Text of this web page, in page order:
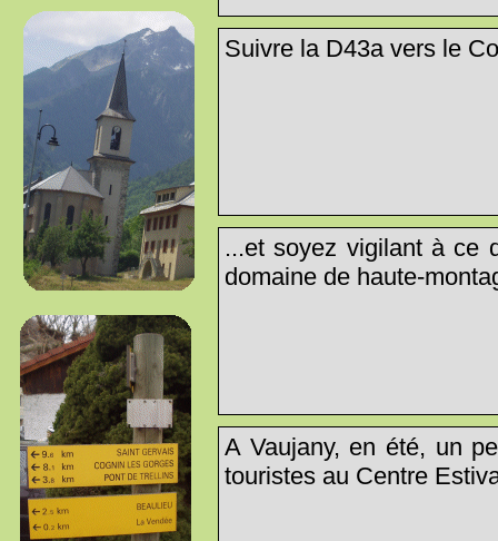
Suivre la D43a vers le
...et soyez vigilant à ce
domaine de haute-
A Vaujany, en été, un
touristes au Centre